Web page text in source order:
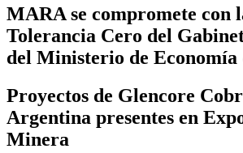
MARA se compromete con
Tolerancia Cero del
del Ministerio de Economía
Proyectos de Glencore
Argentina presentes en
Minera